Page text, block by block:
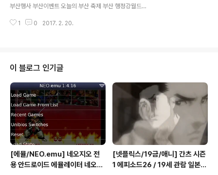
렌즈 운영사무국에서반가운 문자가 필자에게 왔습니다...
내용은 위를 잠시 보시고요~~ 팸투어 기간동안 직접 보고
체험한 내용들을 사진과 댓글등강원도청 SNS에 인증샷
부산행사 부산이벤트 오늘의 부산 축제 부산 행정강월드
산이벤트를누구나 쉽게 보고 참여할 수 있도록다양한 소식
운 부산 소식!! 풍부한 부산 행사!! 마지막 2월에도 톡톡부
산 강월드 반드시 돌아옵니다
1 0 2017. 2. 20.
이 블로그 인기글
[에뮬/NEO.emu] 네오지오 전
용 안드로이드 에뮬레이터 네오지
[넷플릭스/19금/애니] 간츠 시즌
1 에피소드26 / 19세 관람 일본